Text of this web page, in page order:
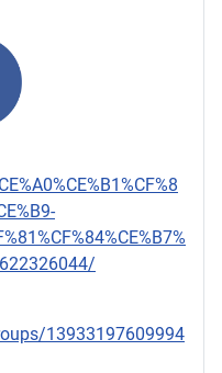
13933197609994